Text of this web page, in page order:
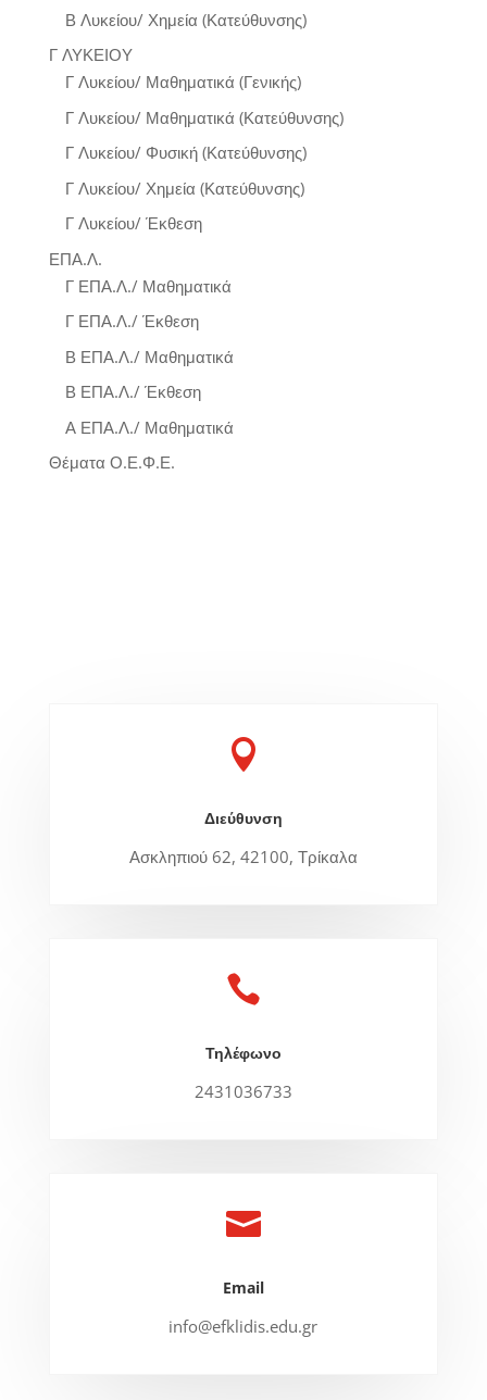
Β Λυκείου/ Χημεία (Κατεύθυνσης)
Γ ΛΥΚΕΙΟΥ
Γ Λυκείου/ Μαθηματικά (Γενικής)
Γ Λυκείου/ Μαθηματικά (Κατεύθυνσης)
Γ Λυκείου/ Φυσική (Κατεύθυνσης)
Γ Λυκείου/ Χημεία (Κατεύθυνσης)
Γ Λυκείου/ Έκθεση
ΕΠΑ.Λ.
Γ ΕΠΑ.Λ./ Μαθηματικά
Γ ΕΠΑ.Λ./ Έκθεση
Β ΕΠΑ.Λ./ Μαθηματικά
Β ΕΠΑ.Λ./ Έκθεση
Α ΕΠΑ.Λ./ Μαθηματικά
Θέματα Ο.Ε.Φ.Ε.

Διεύθυνση
Ασκληπιού 62, 42100, Τρίκαλα

Τηλέφωνο
2431036733

Email
info@efklidis.edu.gr